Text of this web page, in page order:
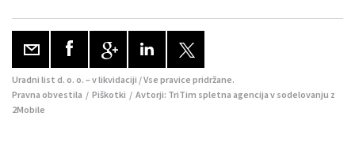
Uradni list d. o. o. – v likvidaciji / Vse pravice pridržane.
Pravna obvestila / Piškotki / Avtorji: TriTim spletna agencija v sodelovanju z
2Mobile